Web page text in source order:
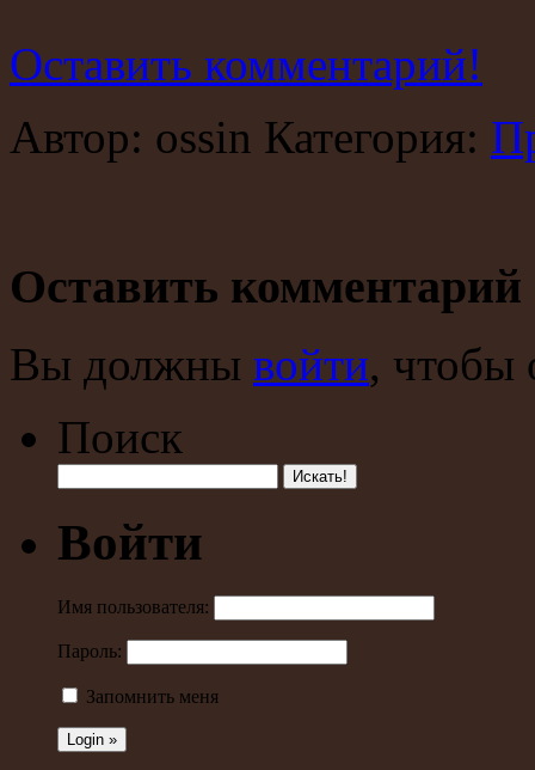
Оставить комментарий!
Автор: ossin Категория:
Оставить комментарий
Вы должны войти, чтобы
Поиск
Войти
Имя пользователя:
Пароль:
Запомнить меня